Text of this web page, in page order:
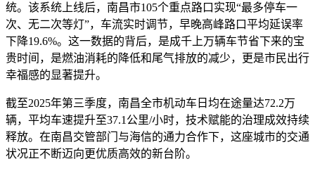
统。该系统上线后，南昌市105个重点路口实现“最多停车一
次、无二次等灯”，车流实时调节，早晚高峰路口平均延误率
下降19.6%。这⼀数据的背后，是成千上万辆车节省下来的宝
贵时间，是燃油消耗的降低和尾⽓排放的减少，更是市民出行
幸福感的显著提升。
截至2025年第三季度，南昌全市机动车日均在途量达72.2万
辆，平均车速提升至37.1公里/小时，技术赋能的治理成效持续
释放。在南昌交管部门与海信的通力合作下，这座城市的交通
状况正不断迈向更优质高效的新台阶。